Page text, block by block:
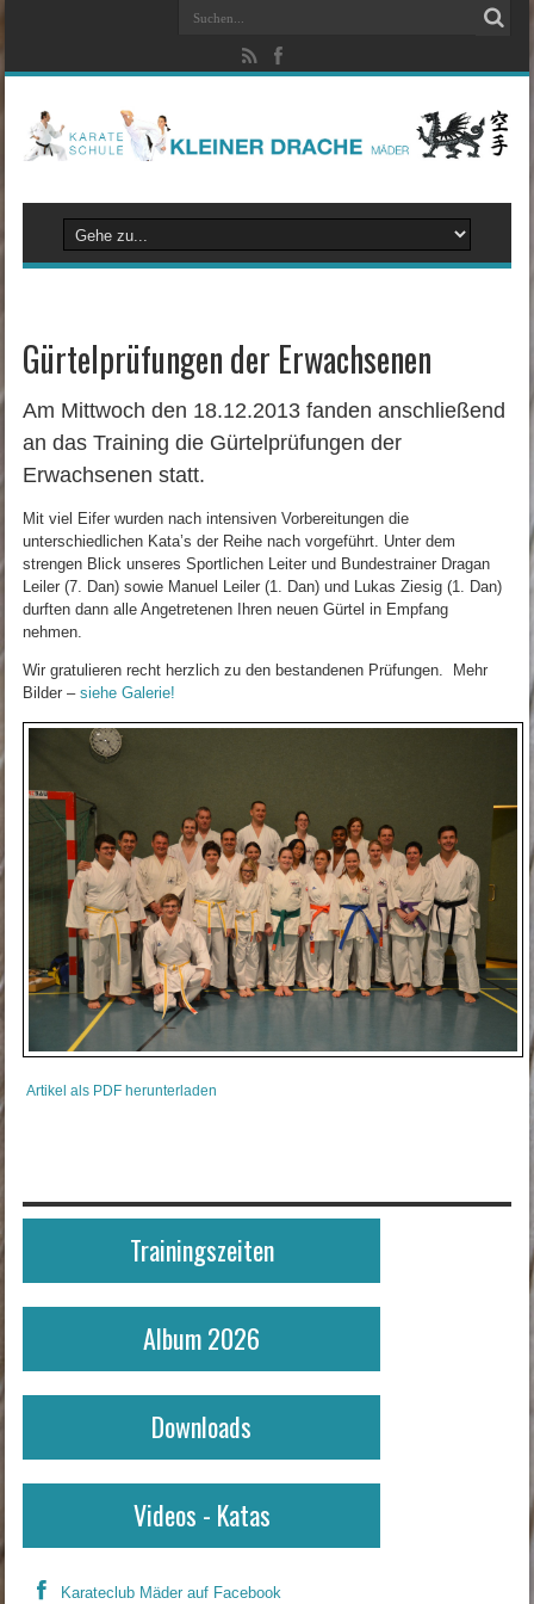
Gürtelprüfungen der Erwachsenen
Am Mittwoch den 18.12.2013 fanden anschließend
an das Training die Gürtelprüfungen der
Erwachsenen statt.
Mit viel Eifer wurden nach intensiven Vorbereitungen die
unterschiedlichen Kata’s der Reihe nach vorgeführt. Unter dem
strengen Blick unseres Sportlichen Leiter und Bundestrainer Dragan
Leiler (7. Dan) sowie Manuel Leiler (1. Dan) und Lukas Ziesig (1. Dan)
durften dann alle Angetretenen Ihren neuen Gürtel in Empfang
nehmen.
Wir gratulieren recht herzlich zu den bestandenen Prüfungen. Mehr
Bilder – siehe Galerie!
Artikel als PDF herunterladen
Trainingszeiten
Album 2026
Downloads
Videos - Katas
Karateclub Mäder auf Facebook